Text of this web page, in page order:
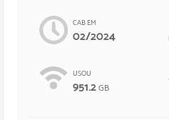
CAB EM
02/2024
USOU
951.2GB